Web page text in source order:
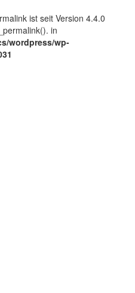
ist seit Version 4.4.0
in
wordpress/wp-